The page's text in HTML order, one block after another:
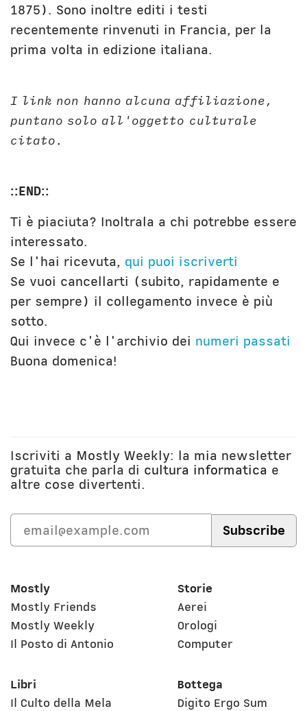
1875). Sono inoltre editi i testi
recentemente rinvenuti in Francia, per la
prima volta in edizione italiana.
I link non hanno alcuna affiliazione,
puntano solo all'oggetto culturale
citato.
::END::
Ti è piaciuta? Inoltrala a chi potrebbe essere
interessato.
Se l'hai ricevuta, qui puoi iscriverti
Se vuoi cancellarti (subito, rapidamente e
per sempre) il collegamento invece è più
sotto.
Qui invece c'è l'archivio dei numeri passati
Buona domenica!
Iscriviti a Mostly Weekly: la mia newsletter
gratuita che parla di cultura informatica e
altre cose divertenti.
Mostly
Mostly Friends
Mostly Weekly
Il Posto di Antonio
Storie
Aerei
Orologi
Computer
Libri
Il Culto della Mela
Bottega
Digito Ergo Sum